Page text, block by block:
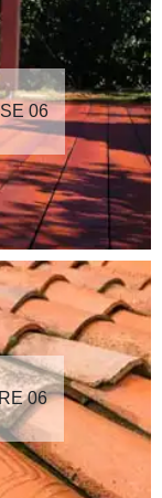
06
06